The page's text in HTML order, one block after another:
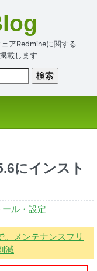
アRedmineに関する
載します
にインスト
ール・設定
メンテナンスフリ
減